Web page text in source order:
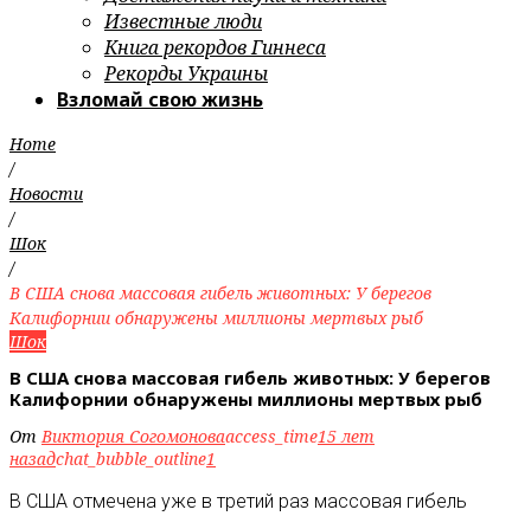
Известные люди
Книга рекордов Гиннеса
Рекорды Украины
Взломай свою жизнь
Home
/
Новости
/
Шок
/
В США снова массовая гибель животных: У берегов
Калифорнии обнаружены миллионы мертвых рыб
Шок
В США снова массовая гибель животных: У берегов
Калифорнии обнаружены миллионы мертвых рыб
ОтВиктория Согомоноваaccess_time15 лет
назадchat_bubble_outline1
В США отмечена уже в третий раз массовая гибель